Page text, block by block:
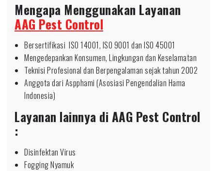
Mengapa Menggunakan Layanan
AAG Pest Control
Bersertifikasi ISO 14001, ISO 9001 dan ISO 45001
Mengedepankan Konsumen, Lingkungan dan Keselamatan
Teknisi Profesional dan Berpengalaman sejak tahun 2002
Anggota dari Aspphami (Asosiasi Pengendalian Hama
Indonesia)
Layanan lainnya di AAG Pest Control
:
Disinfektan Virus
Fogging Nyamuk